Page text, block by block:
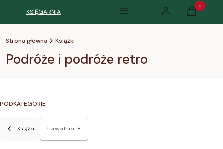
KSIĘGARNIA Menu Zaloguj się Produkty w
Koszyk
Strona główna Książki
Podróże i podróże retro
PODKATEGORIE
Książki Przewodniki 81